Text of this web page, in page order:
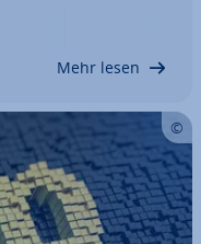
wieder her­un­
Mehr lesen